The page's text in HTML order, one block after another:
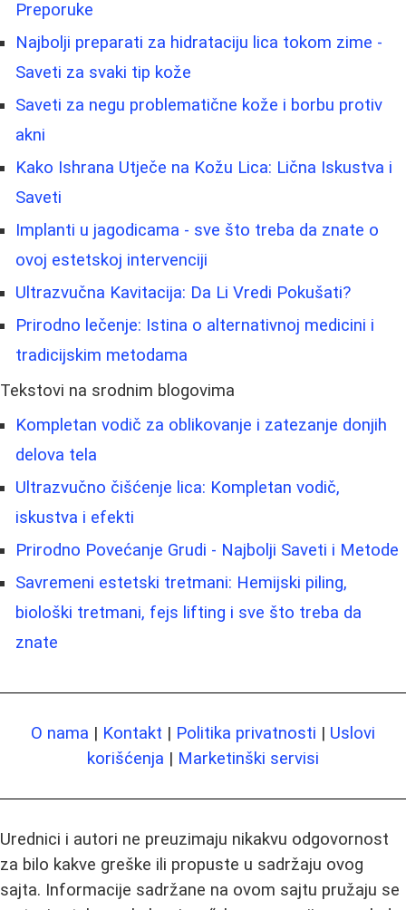
Preporuke
Najbolji preparati za hidrataciju lica tokom zime -
Saveti za svaki tip kože
Saveti za negu problematične kože i borbu protiv
akni
Kako Ishrana Utječe na Kožu Lica: Lična Iskustva i
Saveti
Implanti u jagodicama - sve što treba da znate o
ovoj estetskoj intervenciji
Ultrazvučna Kavitacija: Da Li Vredi Pokušati?
Prirodno lečenje: Istina o alternativnoj medicini i
tradicijskim metodama
Tekstovi na srodnim blogovima
Kompletan vodič za oblikovanje i zatezanje donjih
delova tela
Ultrazvučno čišćenje lica: Kompletan vodič,
iskustva i efekti
Prirodno Povećanje Grudi - Najbolji Saveti i Metode
Savremeni estetski tretmani: Hemijski piling,
biološki tretmani, fejs lifting i sve što treba da
znate
O nama | Kontakt | Politika privatnosti | Uslovi
korišćenja | Marketinški servisi
Urednici i autori ne preuzimaju nikakvu odgovornost
za bilo kakve greške ili propuste u sadržaju ovog
sajta. Informacije sadržane na ovom sajtu pružaju se